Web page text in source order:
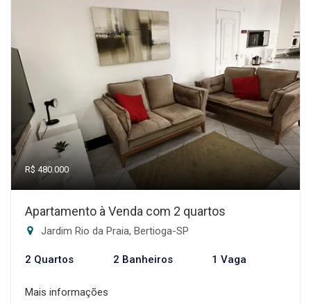
R$ 480.000
Apartamento à Venda com 2 quartos
Jardim Rio da Praia, Bertioga-SP
2 Quartos 2 Banheiros 1 Vaga
Mais informações